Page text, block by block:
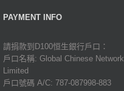
PAYMENT INFO
請捐款到D100恒生銀行戶口：
戶口名稱: Global Chinese Network
Limited
戶口號碼 A/C: 787-087998-883